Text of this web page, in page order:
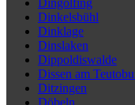
Dinkelsbühl
Dinklage
Dinslaken
Dippoldiswalde
Dissen am
Ditzingen
Döbeln